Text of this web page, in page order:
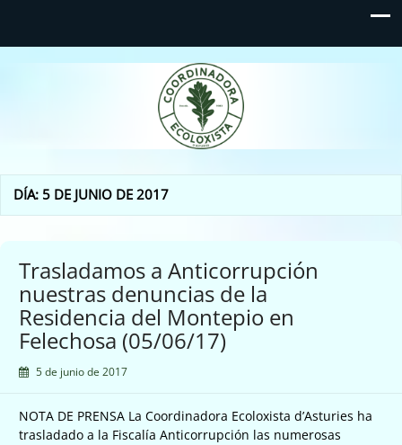
Coordinadora Ecoloxista
d'Asturies
DÍA: 5 DE JUNIO DE 2017
Trasladamos a Anticorrupción
nuestras denuncias de la
Residencia del Montepio en
Felechosa (05/06/17)
5 de junio de 2017
NOTA DE PRENSA La Coordinadora Ecoloxista d’Asturies ha
trasladado a la Fiscalía Anticorrupción las numerosas